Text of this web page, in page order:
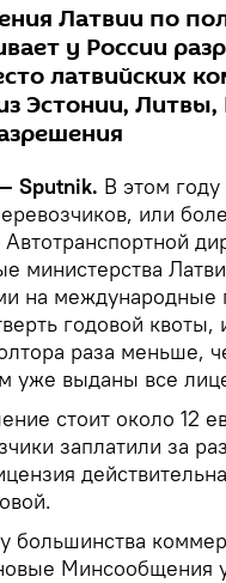
Латвии по
у России
латвийских
Эстонии,
Sputnik. В этом
или
Автотранспортной
министерства
на международные
годовой
раза меньше,
уже выданы все
стоит около 12
заплатили за
большинства
Минсообщения